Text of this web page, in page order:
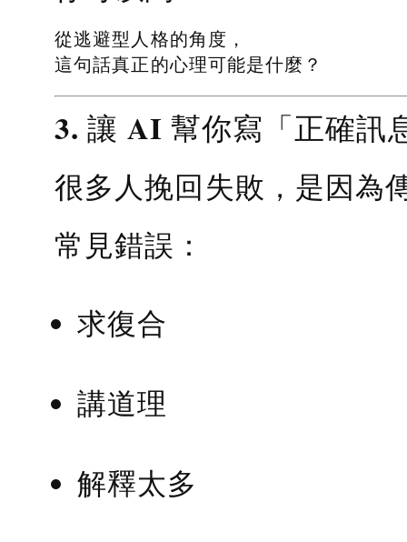
從逃避型人格的角度，
這句話真正的心理可能是什麼？
3. 讓 AI 幫你寫「正確訊
很多人挽回失敗，是因為
常見錯誤：
求復合
講道理
解釋太多